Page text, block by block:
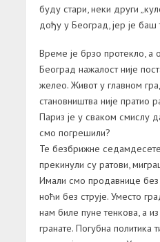
буду стари, неки други
дођу у Београд, јер је баш
Време је брзо протекло, а
Београд нажалост није
желео. Живот у главном
становништва није пратио
Париз је у сваком смислу
смо погрешили?
Те безбрижне
прекинули су ратови,
Имали смо продавнице
ноћи без струје. Уместо
нам биле пуне тенкова, а
гранате. Погубна политика